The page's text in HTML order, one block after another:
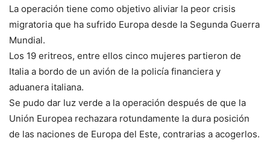
La operación tiene como objetivo aliviar la peor crisis
migratoria que ha sufrido Europa desde la Segunda Guerra
Mundial.
Los 19 eritreos, entre ellos cinco mujeres partieron de
Italia a bordo de un avión de la policía financiera y
aduanera italiana.
Se pudo dar luz verde a la operación después de que la
Unión Europea rechazara rotundamente la dura posición
de las naciones de Europa del Este, contrarias a acogerlos.